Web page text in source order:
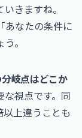
きますね。
あなたの条件に
。
岐点はどこか
視点です。同
上違うことも